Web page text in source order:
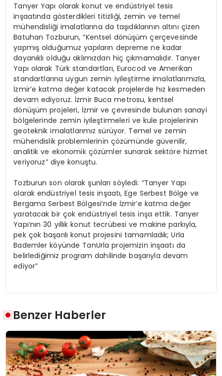
Tanyer Yapı olarak konut ve endüstriyel tesis
inşaatında gösterdikleri titizliği, zemin ve temel
mühendisliği imalatlarına da taşıdıklarının altını çizen
Batuhan Tozburun, “Kentsel dönüşüm çerçevesinde
yapmış olduğumuz yapıların depreme ne kadar
dayanıklı olduğu aklımızdan hiç çıkmamalıdır. Tanyer
Yapı olarak Türk standartları, Eurocod ve Amerikan
standartlarına uygun zemin iyileştirme imalatlarımızla,
İzmir’e katma değer katacak projelerde hız kesmeden
devam ediyoruz. İzmir Buca metrosu, kentsel
dönüşüm projeleri, İzmir ve çevresinde bulunan sanayi
bölgelerinde zemin iyileştirmeleri ve kule projelerinin
geoteknik imalatlarımız sürüyor. Temel ve zemin
mühendislik problemlerinin çözümünde güvenilir,
analitik ve ekonomik çözümler sunarak sektöre hizmet
veriyoruz” diye konuştu.
Tozburun son olarak şunları söyledi: “Tanyer Yapı
olarak endüstriyel tesis inşaatı, Ege Serbest Bölge ve
Bergama Serbest Bölgesi’nde İzmir’e katma değer
yaratacak bir çok endüstriyel tesis inşa ettik. Tanyer
Yapı’nın 30 yıllık konut tecrübesi ve makine parkıyla,
pek çok başarılı konut projesini tamamladık; Urla
Bademler köyünde TanUrla projemizin inşaatı da
belirlediğimiz program dahilinde başarıyla devam
ediyor”
Benzer Haberler